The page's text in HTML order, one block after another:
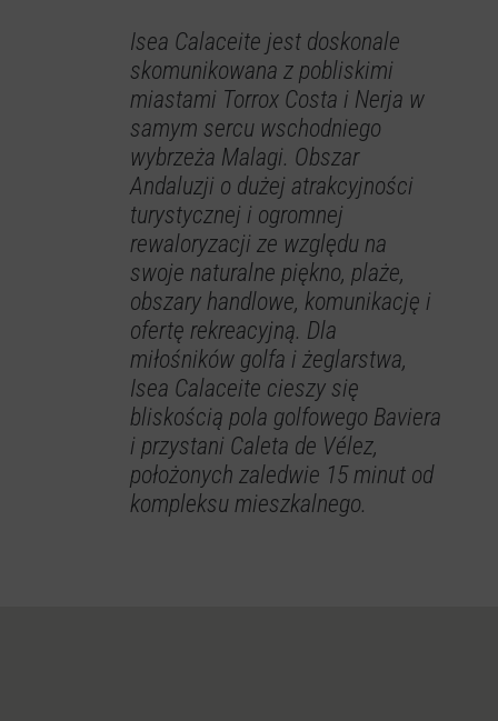
Isea Calaceite jest doskonale
skomunikowana z pobliskimi
miastami Torrox Costa i Nerja w
samym sercu wschodniego
wybrzeża Malagi. Obszar
Andaluzji o dużej atrakcyjności
turystycznej i ogromnej
rewaloryzacji ze względu na
swoje naturalne piękno, plaże,
obszary handlowe, komunikację i
ofertę rekreacyjną. Dla
miłośników golfa i żeglarstwa,
Isea Calaceite cieszy się
bliskością pola golfowego Baviera
i przystani Caleta de Vélez,
położonych zaledwie 15 minut od
kompleksu mieszkalnego.